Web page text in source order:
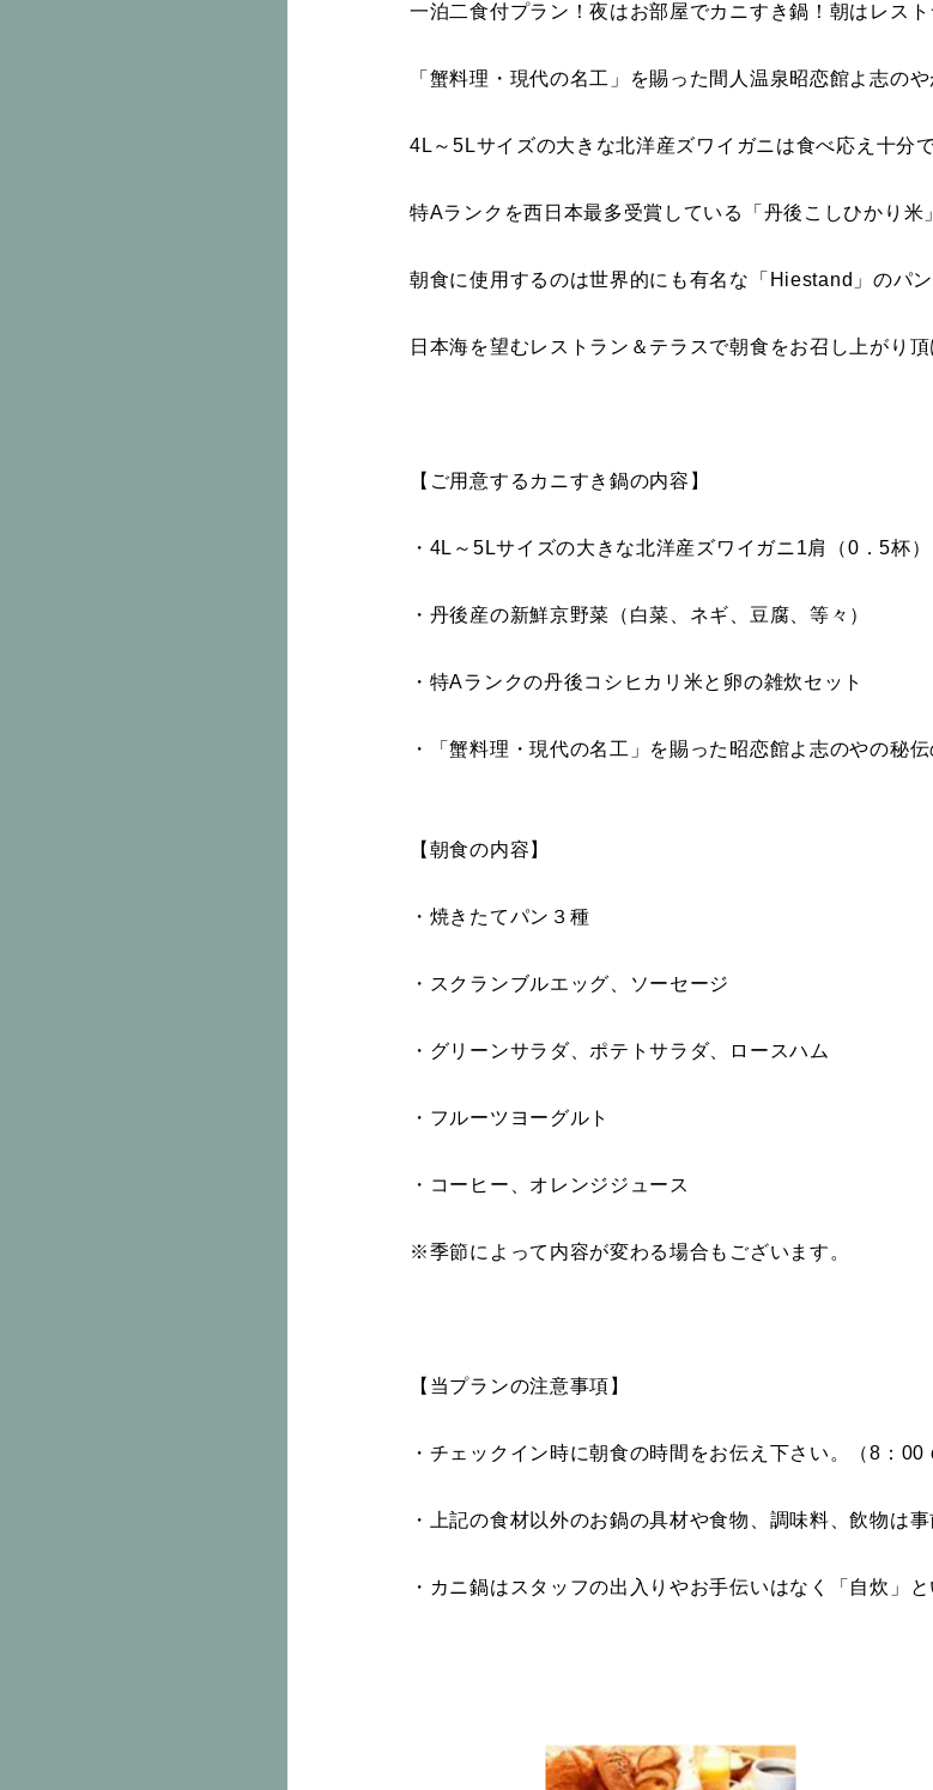
一泊二食付プラン！夜はお部屋でカニすき鍋！朝はレス
「蟹料理・現代の名工」を賜った間人温泉昭恋館よ志の
4L～5Lサイズの大きな北洋産ズワイガニは食べ応え十分
特Aランクを西日本最多受賞している「丹後こしひかり米
朝食に使用するのは世界的にも有名な「Hiestand」のパ
日本海を望むレストラン＆テラスで朝食をお召し上がり頂
【ご用意するカニすき鍋の内容】
・4L～5Lサイズの大きな北洋産ズワイガニ1肩（0．5杯）
・丹後産の新鮮京野菜（白菜、ネギ、豆腐、等々）
・特Aランクの丹後コシヒカリ米と卵の雑炊セット
・「蟹料理・現代の名工」を賜った昭恋館よ志のやの秘
【朝食の内容】
・焼きたてパン３種
・スクランブルエッグ、ソーセージ
・グリーンサラダ、ポテトサラダ、ロースハム
・フルーツヨーグルト
・コーヒー、オレンジジュース
※季節によって内容が変わる場合もございます。
【当プランの注意事項】
・チェックイン時に朝食の時間をお伝え下さい。（8：00
・上記の食材以外のお鍋の具材や食物、調味料、飲物は
・カニ鍋はスタッフの出入りやお手伝いはなく「自炊」